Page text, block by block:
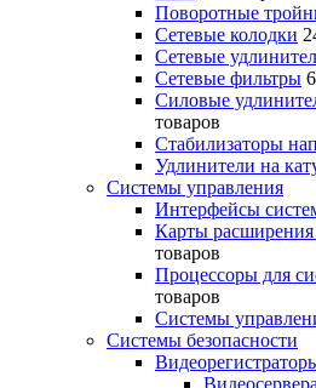
Поворотные
Сетевые колодки
Сетевые
Сетевые фильтры
Силовые
товаров
Стабилизаторы
Удлинители на
Системы управления
Интерфейсы
Карты
товаров
Процессоры для
товаров
Системы
Системы безопасности
Видеосервера